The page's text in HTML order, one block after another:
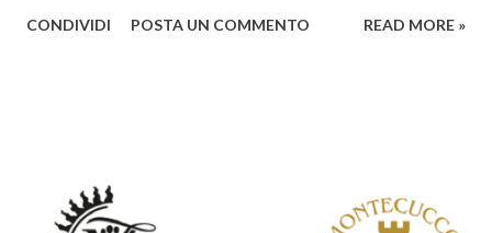
disdegnò di farsi sua fattura" Nella piccola chiesa di Santa
La datazione esatta dell`opera è incerta, oscillando, a
seconda delle teorie, dal 1450 a oltre il 1475. Non sono
CONDIVIDI POSTA UN COMMENTO READ MORE »